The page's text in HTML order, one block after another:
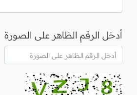
أدخل الرقم الظاهر على الصورة